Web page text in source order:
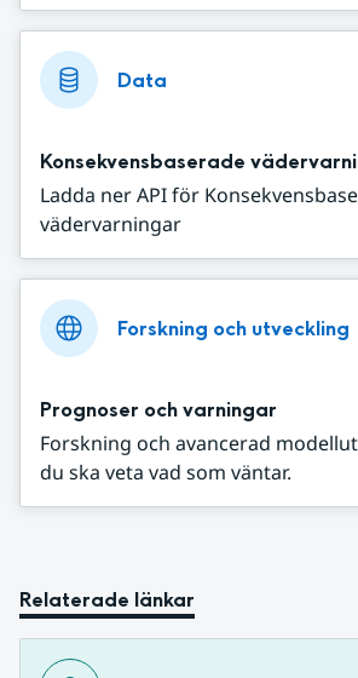
Data
Konsekvensbaserade
Ladda ner API för
vädervarningar
Forskning och utveckling
Prognoser och varningar
Forskning och avancerad
du ska veta vad som väntar.
Relaterade länkar